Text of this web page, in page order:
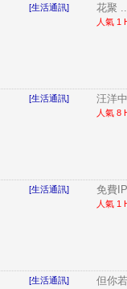
[生活通訊] 花聚
人氣 1
[生活通訊] 汪洋
人氣 8
[生活通訊] 免費
人氣 1
[生活通訊] 但你